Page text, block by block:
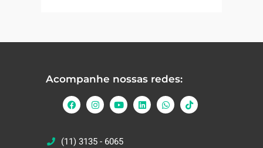
Acompanhe nossas redes:
(11) 3135 - 6065